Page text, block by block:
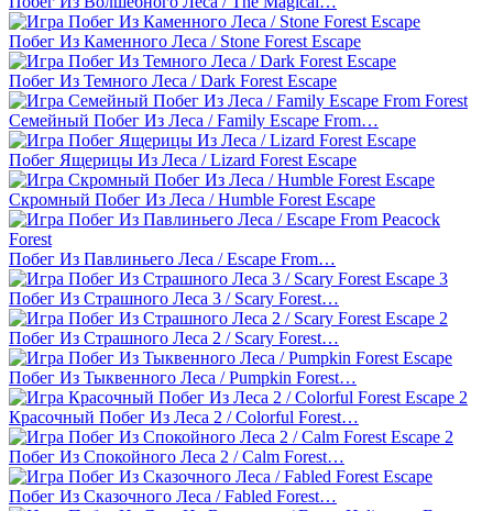
Побег Из Каменного Леса / Stone Forest Escape
Побег Из Темного Леса / Dark Forest Escape
Семейный Побег Из Леса / Family Escape From…
Побег Ящерицы Из Леса / Lizard Forest Escape
Скромный Побег Из Леса / Humble Forest Escape
Побег Из Павлиньего Леса / Escape From…
Побег Из Страшного Леса 3 / Scary Forest…
Побег Из Страшного Леса 2 / Scary Forest…
Побег Из Тыквенного Леса / Pumpkin Forest…
Красочный Побег Из Леса 2 / Colorful Forest…
Побег Из Спокойного Леса 2 / Calm Forest…
Побег Из Сказочного Леса / Fabled Forest…